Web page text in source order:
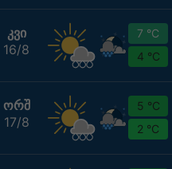
ᲙᲕᲘ
16/8
7 °C
4 °C
ᲝᲠᲨ
17/8
5 °C
2 °C